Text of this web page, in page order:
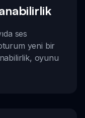
ses
yeni bir
oyunu